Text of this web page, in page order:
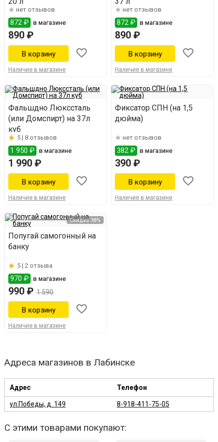
нет отзывов
872 ₽ в магазине
890 ₽
Наличие в магазине
нет отзывов
872 ₽ в магазине
890 ₽
Наличие в магазине
Фальшдно Люкссталь
(или Домспирт) на 37л
куб
5 | 8 отзывов
1 950 ₽ в магазине
1 990 ₽
Наличие в магазине
Фиксатор СПН (на 1,5
дюйма)
нет отзывов
382 ₽ в магазине
390 ₽
Наличие в магазине
Скидка 38%
Попугай самогонный на
банку
5 | 2 отзыва
970 ₽ в магазине
990 ₽ 1 590
Наличие в магазине
Адреса магазинов в Лабинске
Адрес Телефон
ул.Победы, д. 149 8-918-411-75-05
С этими товарами покупают: